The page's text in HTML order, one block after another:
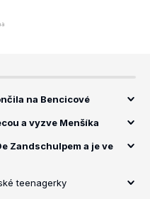
na Bencicové
a vyzve Menšíka
Zandschulpem a je ve
teenagerky